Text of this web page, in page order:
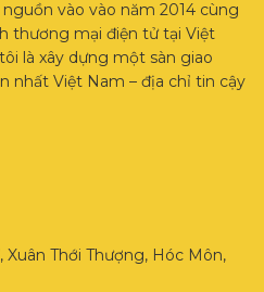
vào vào năm 2014 cùng
thương mại điện tử tại Việt
là xây dựng một sàn giao
nhất Việt Nam – địa chỉ tin cậy
Xuân Thới Thượng, Hóc Môn,